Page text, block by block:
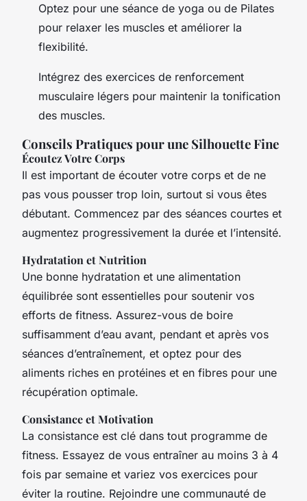
Optez pour une séance de yoga ou de Pilates
pour relaxer les muscles et améliorer la
flexibilité.
Intégrez des exercices de renforcement
musculaire légers pour maintenir la tonification
des muscles.
Conseils Pratiques pour une Silhouette Fine
Écoutez Votre Corps
Il est important de écouter votre corps et de ne
pas vous pousser trop loin, surtout si vous êtes
débutant. Commencez par des séances courtes et
augmentez progressivement la durée et l’intensité.
Hydratation et Nutrition
Une bonne hydratation et une alimentation
équilibrée sont essentielles pour soutenir vos
efforts de fitness. Assurez-vous de boire
suffisamment d’eau avant, pendant et après vos
séances d’entraînement, et optez pour des
aliments riches en protéines et en fibres pour une
récupération optimale.
Consistance et Motivation
La consistance est clé dans tout programme de
fitness. Essayez de vous entraîner au moins 3 à 4
fois par semaine et variez vos exercices pour
éviter la routine. Rejoindre une communauté de